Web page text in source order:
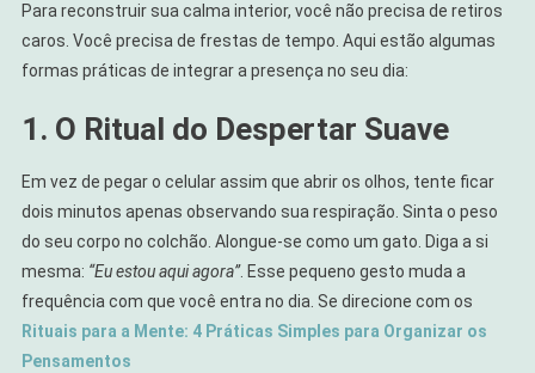
Para reconstruir sua calma interior, você não precisa de retiros
caros. Você precisa de frestas de tempo. Aqui estão algumas
formas práticas de integrar a presença no seu dia:
1. O Ritual do Despertar Suave
Em vez de pegar o celular assim que abrir os olhos, tente ficar
dois minutos apenas observando sua respiração. Sinta o peso
do seu corpo no colchão. Alongue-se como um gato. Diga a si
mesma: “Eu estou aqui agora”. Esse pequeno gesto muda a
frequência com que você entra no dia. Se direcione com os
Rituais para a Mente: 4 Práticas Simples para Organizar os
Pensamentos